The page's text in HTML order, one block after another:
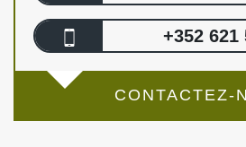
+352 621
CONTACTEZ-